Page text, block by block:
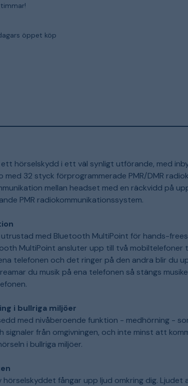
öppet köp
ett hörselskydd i ett väl synligt utförande, med
med 32 styck förprogrammerade PMR/DMR
mellan headset med en räckvidd på
PMR radiokommunikationssystem.
utrustad med Bluetooth MultiPoint för hands-
MultiPoint ansluter upp till två mobiltelefoner
telefonen och det ringer på den andra blir du
du musik på ena telefonen så stängs
i bullriga miljöer
med nivåberoende funktion - medhörning -
från omgivningen, och inte minst att
i bullriga miljöer.
fångar upp ljud omkring dig. Ljudet